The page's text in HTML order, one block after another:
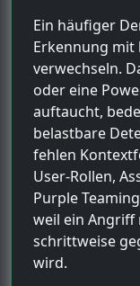
Ein häufiger
Erkennung mit
verwechseln.
oder eine
auftaucht,
belastbare
fehlen
User-Rollen,
Purple
weil ein
schrittweise
wird.